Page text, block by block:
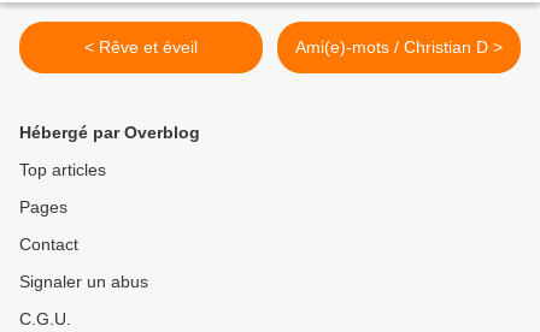
< Rêve et éveil Ami(e)-mots / Christian D >
Hébergé par Overblog
Top articles
Pages
Contact
Signaler un abus
C.G.U.